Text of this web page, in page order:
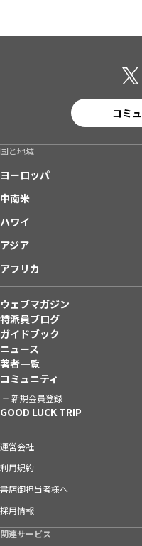
コミ
国と地域
ヨーロッパ
中南米
ハワイ
アジア
アフリカ
ウェブマガジン
特派員ブログ
ガイドブック
ニュース
著者一覧
コミュニティ
新規会員登録
GOOD LUCK TRIP
運営会社
利用規約
書店御担当者様へ
採用情報
関連サービス